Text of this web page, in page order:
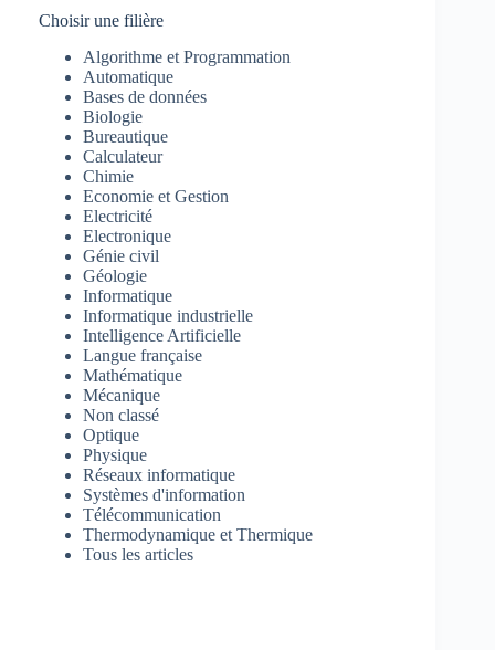
Choisir une filière
Algorithme et Programmation
Automatique
Bases de données
Biologie
Bureautique
Calculateur
Chimie
Economie et Gestion
Electricité
Electronique
Génie civil
Géologie
Informatique
Informatique industrielle
Intelligence Artificielle
Langue française
Mathématique
Mécanique
Non classé
Optique
Physique
Réseaux informatique
Systèmes d'information
Télécommunication
Thermodynamique et Thermique
Tous les articles